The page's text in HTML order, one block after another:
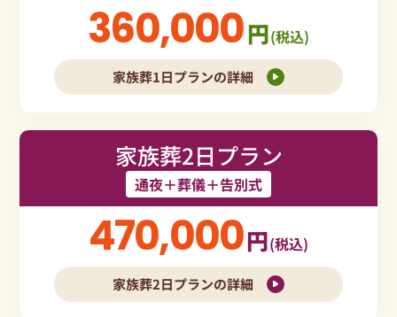
360,000円(税込)
家族葬1日プランの詳細
家族葬2日プラン
通夜＋葬儀＋告別式
470,000円(税込)
家族葬2日プランの詳細